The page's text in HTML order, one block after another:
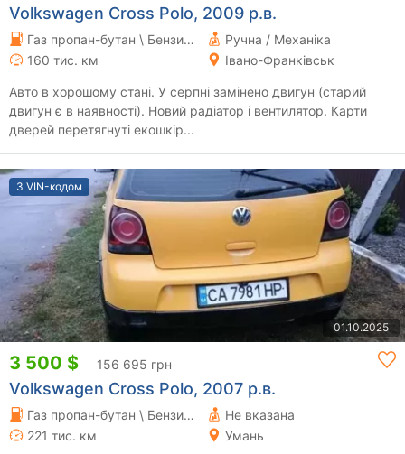
Volkswagen Cross Polo, 2009 р.в.
Газ пропан-бутан \ Бензин 1.39 л.
Ручна / Механіка
160 тис. км
Івано-Франківськ
Авто в хорошому стані. У серпні замінено двигун (старий
двигун є в наявності). Новий радіатор і вентилятор. Карти
дверей перетягнуті екошкір...
З VIN-кодом
01.10.2025
3 500 $ 156 695 грн
Volkswagen Cross Polo, 2007 р.в.
Газ пропан-бутан \ Бензин 1.4 л.
Не вказана
221 тис. км
Умань